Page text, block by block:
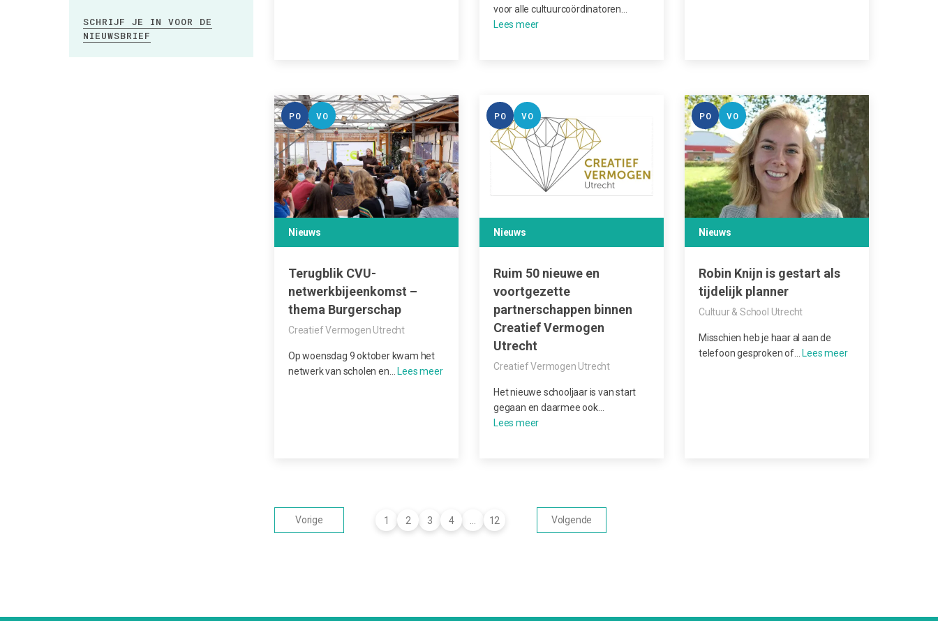
SCHRIJF JE IN VOOR DE
NIEUWSBRIEF
voor alle cultuurcoördinatoren…
PO VO
Nieuws
Terugblik CVU-
netwerkbijeenkomst –
thema Burgerschap
Creatief Vermogen Utrecht
Op woensdag 9 oktober kwam het
netwerk van scholen en…
PO VO
Nieuws
Ruim 50 nieuwe en
voortgezette
partnerschappen binnen
Creatief Vermogen
Utrecht
Creatief Vermogen Utrecht
Het nieuwe schooljaar is van start
gegaan en daarmee ook…
PO VO
Nieuws
Robin Knijn is gestart als
tijdelijk planner
Cultuur & School Utrecht
Misschien heb je haar al aan de
telefoon gesproken of…
Vorige 1 2 3 4 12 Volgende